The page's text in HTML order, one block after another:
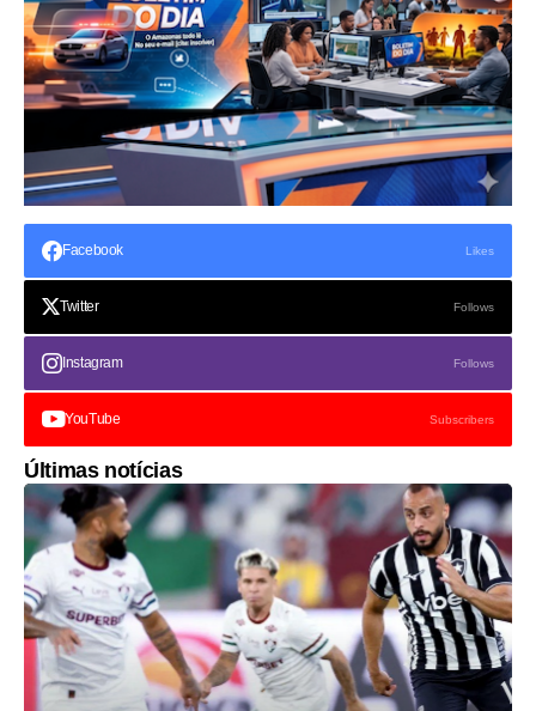
Facebook Likes
Twitter Follows
Instagram Follows
YouTube Subscribers
Últimas notícias